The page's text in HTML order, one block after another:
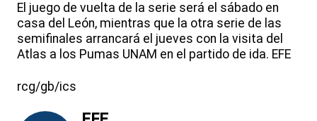
El juego de vuelta de la serie será el sábado en
casa del León, mientras que la otra serie de las
semifinales arrancará el jueves con la visita del
Atlas a los Pumas UNAM en el partido de ida. EFE
rcg/gb/ics